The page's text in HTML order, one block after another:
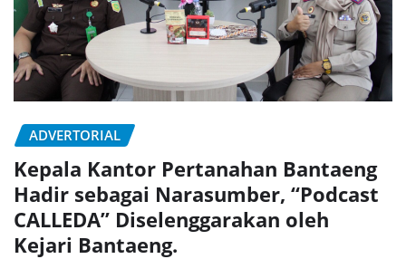
ADVERTORIAL
Kepala Kantor Pertanahan Bantaeng
Hadir sebagai Narasumber, “Podcast
CALLEDA” Diselenggarakan oleh
Kejari Bantaeng.